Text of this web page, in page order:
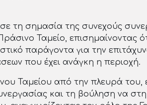
τη σημασία της συνεχούς
Ταμείο, επισημαίνοντας
παράγοντα για την
που έχει ανάγκη η περιοχή.
Ταμείου από την πλευρά του,
και τη βούληση να